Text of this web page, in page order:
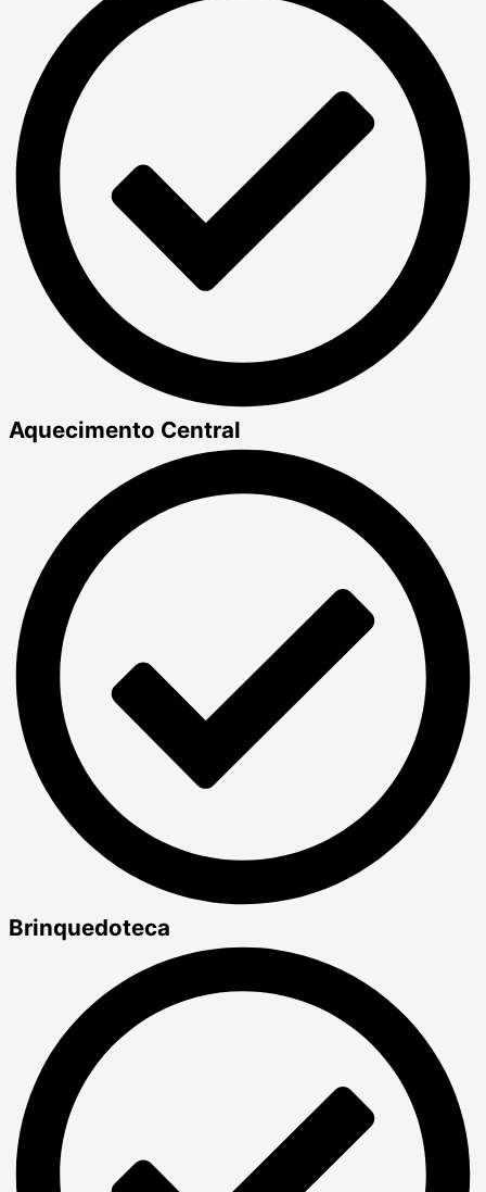
Aquecimento Central
Brinquedoteca